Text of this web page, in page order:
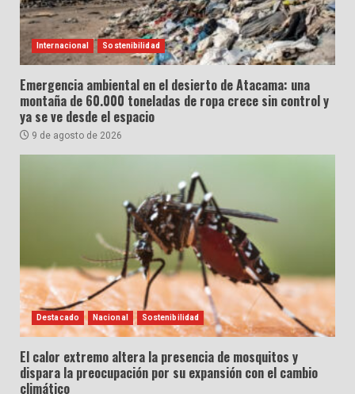
Internacional Sostenibilidad
Emergencia ambiental en el desierto de Atacama: una
montaña de 60.000 toneladas de ropa crece sin control y
ya se ve desde el espacio
9 de agosto de 2026
Destacado Nacional Sostenibilidad
El calor extremo altera la presencia de mosquitos y
dispara la preocupación por su expansión con el cambio
climático